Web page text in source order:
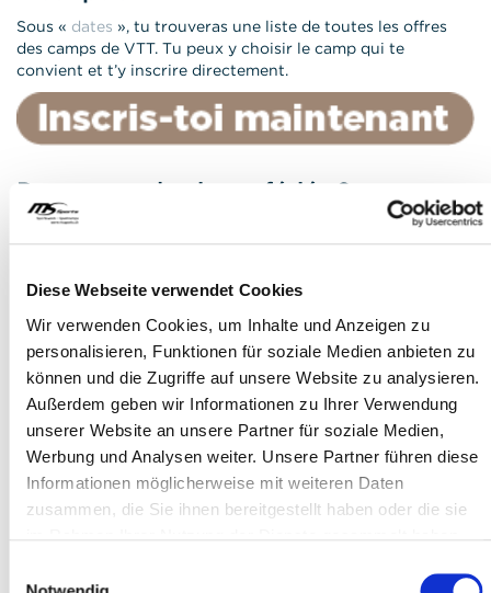
Diese Webseite verwendet Cookies
Wir verwenden Cookies, um Inhalte und Anzeigen zu
personalisieren, Funktionen für soziale Medien anbieten zu
können und die Zugriffe auf unsere Website zu analysieren.
Außerdem geben wir Informationen zu Ihrer Verwendung
unserer Website an unsere Partner für soziale Medien,
Werbung und Analysen weiter. Unsere Partner führen diese
Informationen möglicherweise mit weiteren Daten
zusammen, die Sie ihnen bereitgestellt haben oder die sie
Sous « dates », tu trouveras une liste de toutes les offres
des camps de VTT. Tu peux y choisir le camp qui te
convient et t’y inscrire directement.
Des camps les jours fériés ?
Comme la Suisse compte de nombreux jours fériés et que
ceux-ci sont en partie réglementés différemment selon les
fériés (par exemple le 1er août, l'Assomption, etc.).
Tu es intéressé(e) par d'autres sports ? Ici, tu accèdes à la
page d'inscription générale. Tu peux limiter la recherche à
ta zone géographique à l'aide du code postal via
Campfinder.